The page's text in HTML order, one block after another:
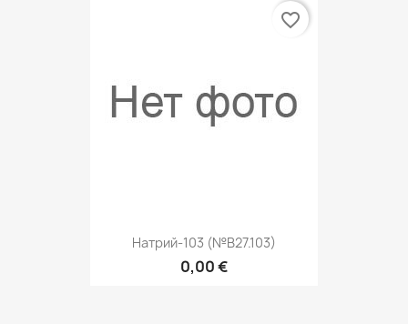
Натрий-103 (№В27.103)
0,00 €
favorite_border